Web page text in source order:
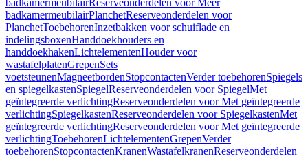
badkamermeubilairReserveonderdelen voor Meer
badkamermeubilairPlanchetReserveonderdelen voor
PlanchetToebehorenInzetbakken voor schuiflade en
indelingsboxenHanddoekhouders en
handdoekhakenLichtelementenHouder voor
wastafelplatenGrepenSets
voetsteunenMagneetbordenStopcontactenVerder toebehorenSpiegels
en spiegelkastenSpiegelReserveonderdelen voor SpiegelMet
geïntegreerde verlichtingReserveonderdelen voor Met geïntegreerde
verlichtingSpiegelkastenReserveonderdelen voor SpiegelkastenMet
geïntegreerde verlichtingReserveonderdelen voor Met geïntegreerde
verlichtingToebehorenLichtelementenGrepenVerder
toebehorenStopcontactenKranenWastafelkranenReserveonderdelen